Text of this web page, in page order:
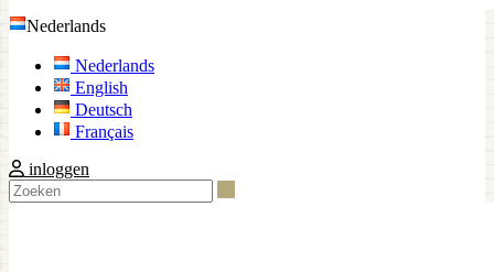
Nederlands
Nederlands
English
Deutsch
Français
inloggen